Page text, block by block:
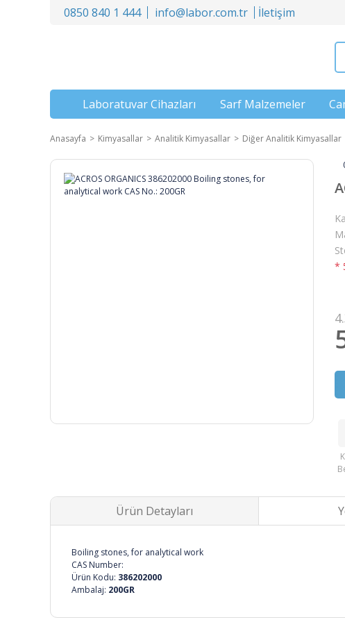
0850 840 1 444 info@labor.com.tr İletişim
Laboratuvar Cihazları Sarf Malzemeler
Anasayfa Kimyasallar Analitik Kimyasallar Diğer Analitik Kimyasallar
*
Ürün Detayları
Boiling stones, for analytical work
CAS Number:
Ürün Kodu: 386202000
Ambalaj: 200GR